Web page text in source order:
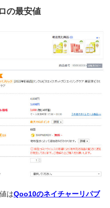
の最安値
はQoo10のネイチャーリパブ